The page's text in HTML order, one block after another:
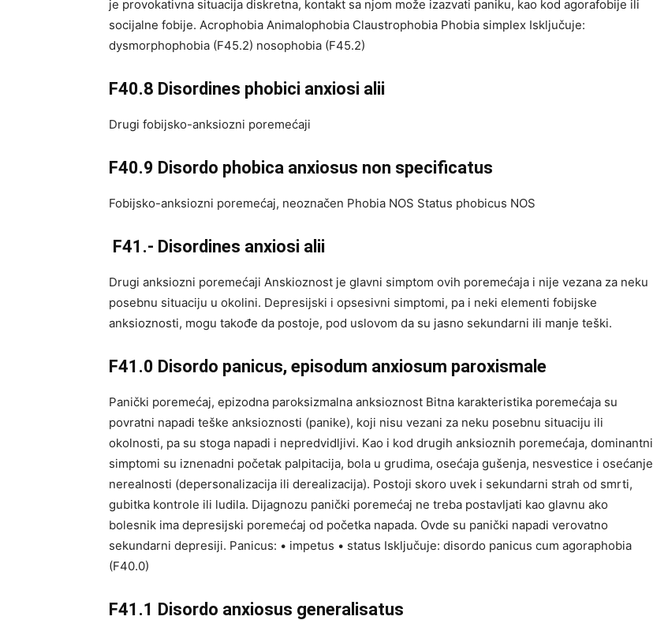
je provokativna situacija diskretna, kontakt sa njom može izazvati paniku, kao kod agorafobije ili
socijalne fobije. Acrophobia Animalophobia Claustrophobia Phobia simplex Isključuje:
dysmorphophobia (F45.2) nosophobia (F45.2)
F40.8 Disordines phobici anxiosi alii
Drugi fobijsko-anksiozni poremećaji
F40.9 Disordo phobica anxiosus non specificatus
Fobijsko-anksiozni poremećaj, neoznačen Phobia NOS Status phobicus NOS
F41.- Disordines anxiosi alii
Drugi anksiozni poremećaji Anskioznost je glavni simptom ovih poremećaja i nije vezana za neku
posebnu situaciju u okolini. Depresijski i opsesivni simptomi, pa i neki elementi fobijske
anksioznosti, mogu takođe da postoje, pod uslovom da su jasno sekundarni ili manje teški.
F41.0 Disordo panicus, episodum anxiosum paroxismale
Panički poremećaj, epizodna paroksizmalna anksioznost Bitna karakteristika poremećaja su
povratni napadi teške anksioznosti (panike), koji nisu vezani za neku posebnu situaciju ili
okolnosti, pa su stoga napadi i nepredvidljivi. Kao i kod drugih anksioznih poremećaja, dominantni
simptomi su iznenadni početak palpitacija, bola u grudima, osećaja gušenja, nesvestice i osećanje
nerealnosti (depersonalizacija ili derealizacija). Postoji skoro uvek i sekundarni strah od smrti,
gubitka kontrole ili ludila. Dijagnozu panički poremećaj ne treba postavljati kao glavnu ako
bolesnik ima depresijski poremećaj od početka napada. Ovde su panički napadi verovatno
sekundarni depresiji. Panicus: • impetus • status Isključuje: disordo panicus cum agoraphobia
(F40.0)
F41.1 Disordo anxiosus generalisatus